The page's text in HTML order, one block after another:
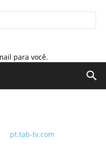
para você.
pt.tab-tv.com